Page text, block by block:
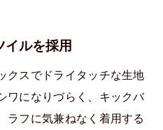
イルを採用
クスでドライタッチな生地
ワになりづらく、キックバ
ラフに気兼ねなく着用する